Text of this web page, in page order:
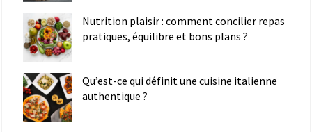
Nutrition plaisir : comment concilier repas
pratiques, équilibre et bons plans ?
Qu’est-ce qui définit une cuisine italienne
authentique ?